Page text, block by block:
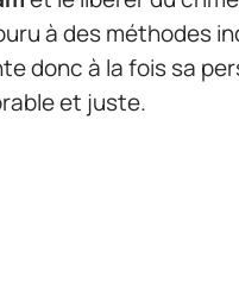
à des méthodes
donc à la fois sa
et juste.